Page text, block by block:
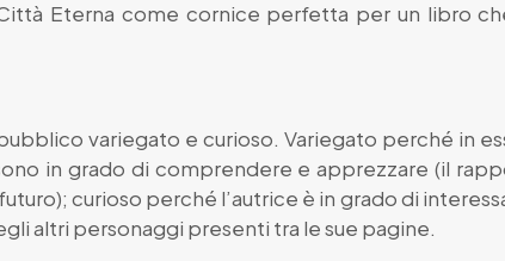
Eterna come cornice perfetta per un libro
variegato e curioso. Variegato perché in
in grado di comprendere e apprezzare (il
curioso perché l’autrice è in grado di
altri personaggi presenti tra le sue pagine.